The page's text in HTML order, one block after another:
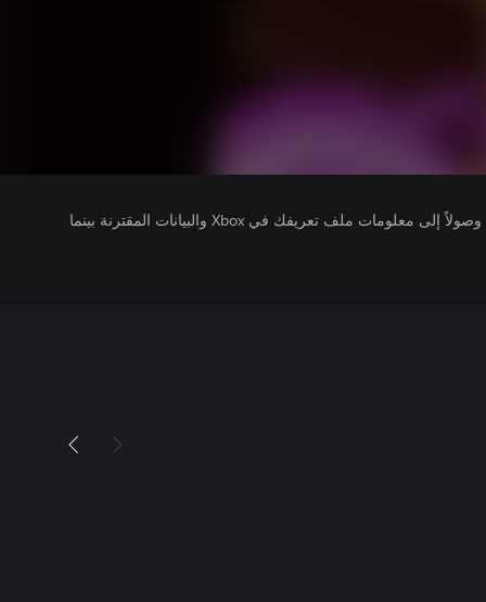
يتلقى ناشرو الألعاب التي تقوم بتشغيلها وصولاً إلى معلومات ملف تعريفك في Xbox والبيانات المقترنة بينما